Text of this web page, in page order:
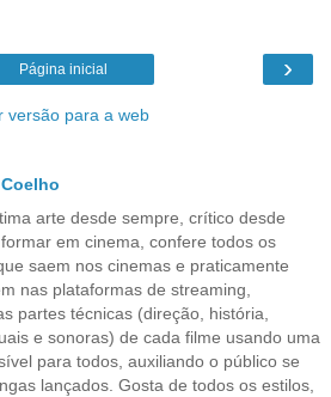
›
Página inicial
versão para a web
arte desde sempre, crítico desde
em cinema, confere todos os
saem nos cinemas e praticamente
nas plataformas de streaming,
partes técnicas (direção, história,
e sonoras) de cada filme usando uma
para todos, auxiliando o público se
lançados. Gosta de todos os estilos,